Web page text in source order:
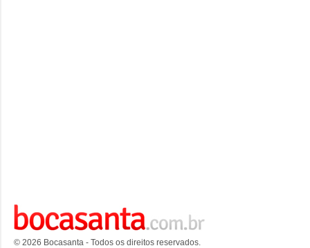
© 2026 Bocasanta - Todos os direitos reservados.